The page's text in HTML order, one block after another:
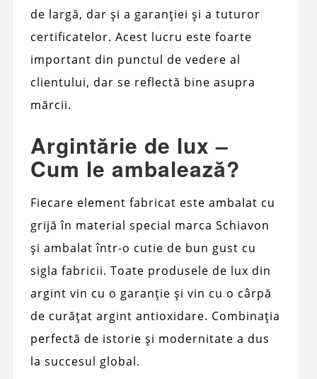
de largă, dar și a garanției și a tuturor
certificatelor. Acest lucru este foarte
important din punctul de vedere al
clientului, dar se reflectă bine asupra
mărcii.
Argintărie de lux –
Cum le ambalează?
Fiecare element fabricat este ambalat cu
grijă în material special marca Schiavon
și ambalat într-o cutie de bun gust cu
sigla fabricii. Toate produsele de lux din
argint vin cu o garanție și vin cu o cârpă
de curățat argint antioxidare. Combinația
perfectă de istorie și modernitate a dus
la succesul global.